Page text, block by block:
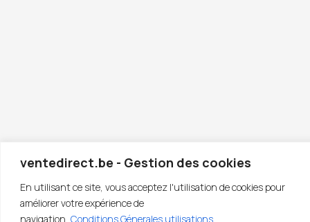
ventedirect.be - Gestion des cookies
En utilisant ce site, vous acceptez l'utilisation de cookies pour
améliorer votre expérience de
navigation. Conditions Génerales utilisations